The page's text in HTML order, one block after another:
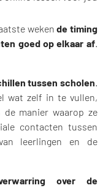
wekende timing
goed op elkaar af.
tussen scholen
wat zelf in te vullen,
manier waarop ze
contacten tussen
leerlingen en de
over de